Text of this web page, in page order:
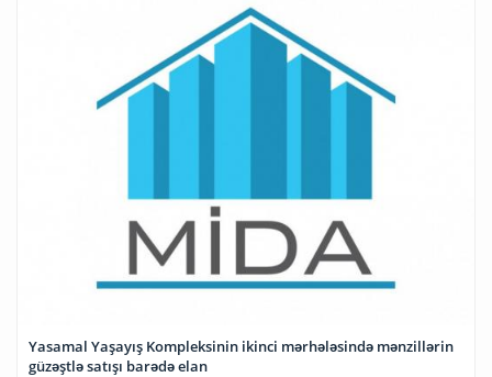
Yasamal Yaşayış Kompleksinin ikinci mərhələsində mənzillərin
güzəştlə satışı barədə elan